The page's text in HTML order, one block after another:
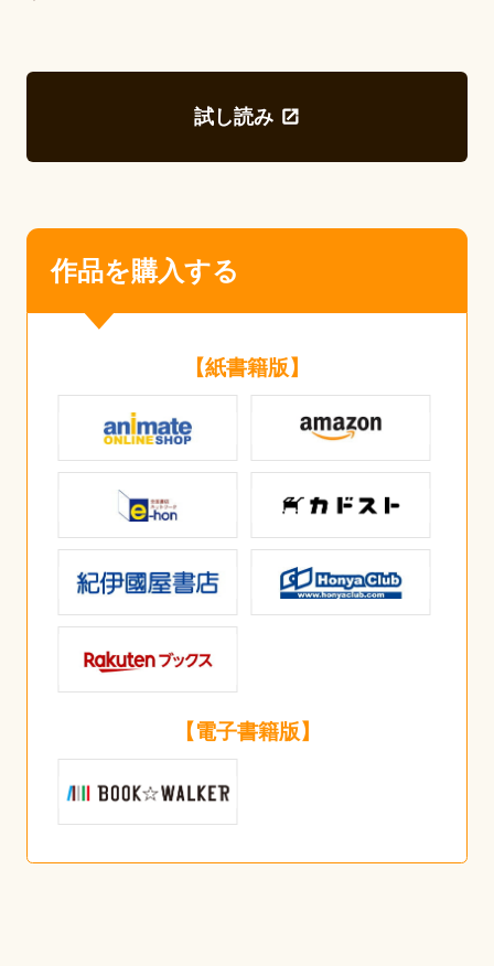
試し読み
作品を購入する
【紙書籍版】
【電子書籍版】